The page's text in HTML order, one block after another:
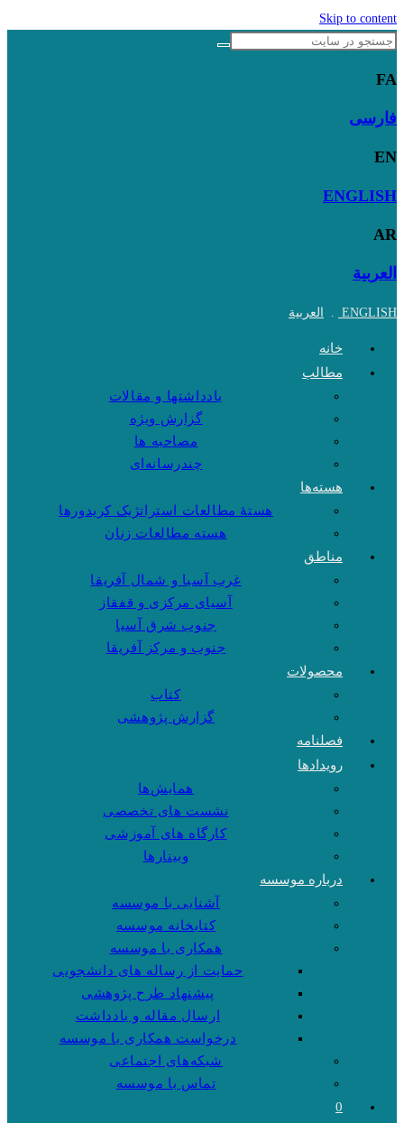
Skip to content
FA
فارسی
EN
ENGLISH
AR
العربية
ENGLISH
. العربية
خانه
مطالب
یادداشتها و مقالات
گزارش ویژه
مصاحبه ها
چندرسانه‌ای
هسته‌ها
هستهٔ مطالعات استراتژیک کریدورها
هسته مطالعات زنان
مناطق
غرب آسیا و شمال آفریقا
آسیای مرکزی و قفقاز
جنوب شرق آسیا
جنوب و مرکز آفریقا
محصولات
کتاب
گزارش پژوهشی
فصلنامه
رویدادها
همایش‌ها
نشست های تخصصی
کارگاه های آموزشی
وبینارها
درباره موسسه
آشنایی با موسسه
کتابخانه موسسه
همکاری با موسسه
حمایت از رساله های دانشجویی
پیشنهاد طرح پژوهشی
ارسال مقاله و یادداشت
درخواست همکاری با موسسه
شبکه‌های اجتماعی
تماس با موسسه
0